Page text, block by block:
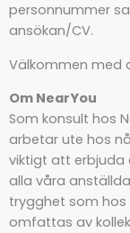
personnummer
ansökan/CV.
Välkommen med
Om NearYou
Som konsult hos
arbetar ute hos
viktigt att erbjuda
alla våra
trygghet som
omfattas av